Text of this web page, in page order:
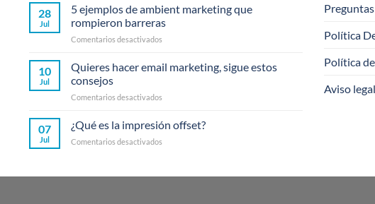
28
Jul
5 ejemplos de ambient marketing que
rompieron barreras
Comentarios desactivadosen
ejemplos
de
marketing
rompieron
10
Jul
Quieres hacer email marketing, sigue estos
consejos
Comentarios desactivadosen
hacer
email
marketing,
07
Jul
¿Qué es la impresión offset?
Comentarios desactivadosen
la
Política
Política
Aviso legal